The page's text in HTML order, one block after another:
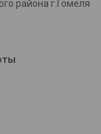
района г.Гомеля